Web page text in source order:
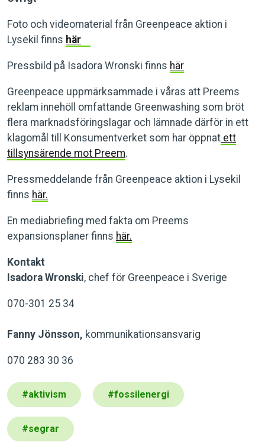
Foto och videomaterial från Greenpeace aktion i
Lysekil finns här
Pressbild på Isadora Wronski finns här
Greenpeace uppmärksammade i våras att Preems
reklam innehöll omfattande Greenwashing som bröt
flera marknadsföringslagar och lämnade därför in ett
klagomål till Konsumentverket som har öppnat ett
tillsynsärende mot Preem.
Pressmeddelande från Greenpeace aktion i Lysekil
finns här.
En mediabriefing med fakta om Preems
expansionsplaner finns här.
Kontakt
Isadora Wronski, chef för Greenpeace i Sverige
070-301 25 34
Fanny Jönsson, kommunikationsansvarig
070 283 30 36
#aktivism #fossilenergi
#segrar